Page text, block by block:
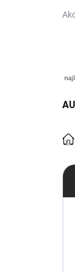
B
č